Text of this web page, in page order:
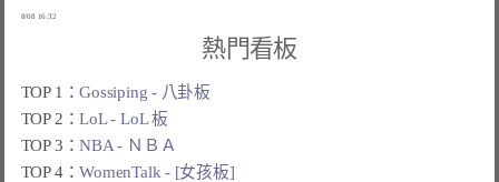
熱門看板
TOP 1：Gossiping - 八卦板
TOP 2：LoL - LoL 板
TOP 3：NBA - ＮＢＡ
TOP 4：WomenTalk - [女孩板]